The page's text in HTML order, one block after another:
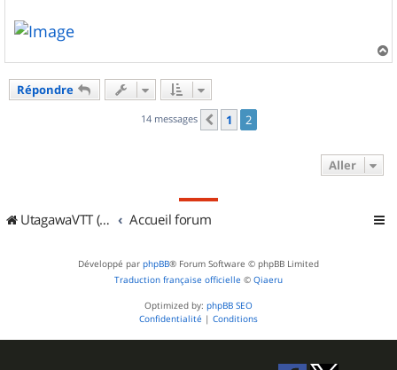
a
Répondre
14 messages Précédent
1 2
Aller
UtagawaVTT (Randos VTT et VTTAE avec traces GPS) Accueil forum
Développé par phpBB® Forum Software © phpBB Limited
Traduction française officielle © Qiaeru
Optimized by: phpBB SEO
Confidentialité | Conditions